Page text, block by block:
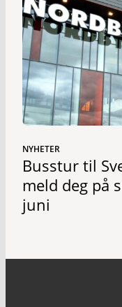
NYHETER
Busstur til
meld deg på
juni